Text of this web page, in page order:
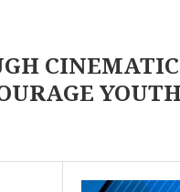
CINEMATIC
YOUTH